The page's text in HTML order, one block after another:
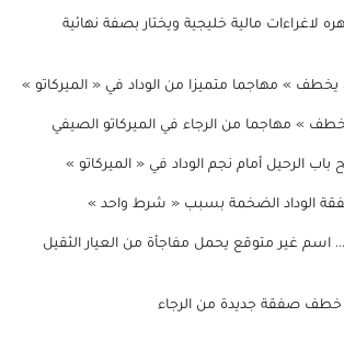
لاغراءات مالية خليجية ويختار بصفة نهائية
« يخطف » مهاجما متميزا من الوداد في « الميركاتو »
» مهاجما من الرجاء في الميركاتو الصيفي
الرحيل أمام نجم الوداد في « الميركاتو »
الوداد الضخمة بسبب « شرط واحد »
اسم غير متوقع يحمل مفاجأة من العيار الثقيل
خطف صفقة جديدة من الرجاء